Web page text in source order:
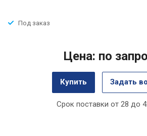
Под заказ
Цена: по
Купить Задать
Срок поставки от 28 до